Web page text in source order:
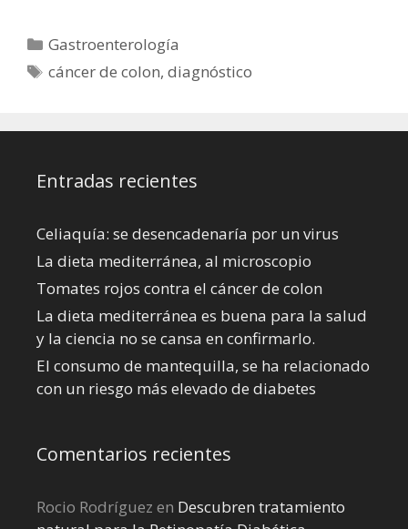
Categorías
Gastroenterología
Etiquetas
cáncer de colon,diagnóstico
Entradas recientes
Celiaquía: se desencadenaría por un virus
La dieta mediterránea, al microscopio
Tomates rojos contra el cáncer de colon
La dieta mediterránea es buena para la salud
y la ciencia no se cansa en confirmarlo.
El consumo de mantequilla, se ha relacionado
con un riesgo más elevado de diabetes
Comentarios recientes
Rocio Rodríguez en Descubren tratamiento